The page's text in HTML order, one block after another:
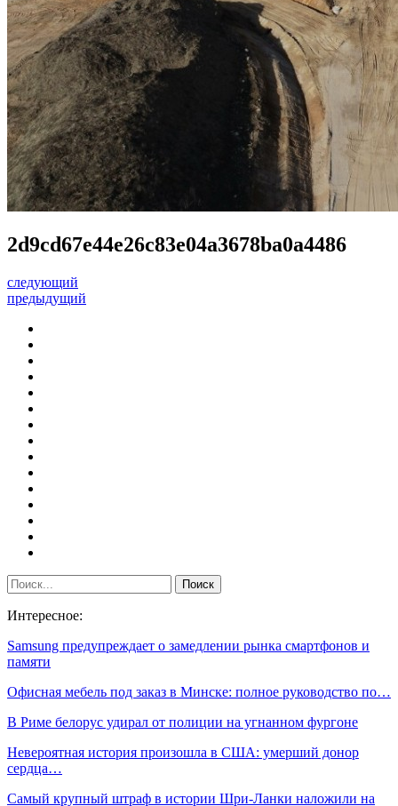
2d9cd67e44e26c83e04a3678ba0a4486
следующий
предыдущий
Интересное:
Samsung предупреждает о замедлении рынка смартфонов и
памяти
Офисная мебель под заказ в Минске: полное руководство по…
В Риме белорус удирал от полиции на угнанном фургоне
Невероятная история произошла в США: умерший донор
сердца…
Самый крупный штраф в истории Шри-Ланки наложили на